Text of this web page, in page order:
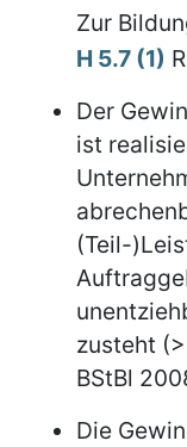
Zur
H 5.7 (1)
Der
ist
(Teil-
zusteht
BStBl
Die